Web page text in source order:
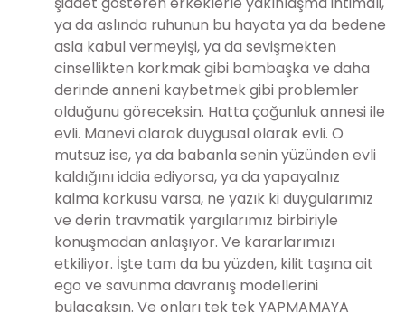
ya da aslında ruhunun bu hayata ya da bedene
asla kabul vermeyişi, ya da sevişmekten
cinsellikten korkmak gibi bambaşka ve daha
derinde anneni kaybetmek gibi problemler
olduğunu göreceksin. Hatta çoğunluk annesi ile
evli. Manevi olarak duygusal olarak evli. O
mutsuz ise, ya da babanla senin yüzünden evli
kaldığını iddia ediyorsa, ya da yapayalnız
kalma korkusu varsa, ne yazık ki duygularımız
ve derin travmatik yargılarımız birbiriyle
konuşmadan anlaşıyor. Ve kararlarımızı
etkiliyor. İşte tam da bu yüzden, kilit taşına ait
ego ve savunma davranış modellerini
bulacaksın. Ve onları tek tek YAPMAMAYA